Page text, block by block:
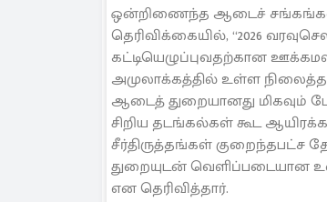
ஒன்றிணைந்த ஆடைச்
தெரிவிக்கையில், “2026
கட்டியெழுப்புவதற்கான
அமுலாக்கத்தில் உள்ள
ஆடைத் துறையானது மிகவும்
சிறிய தடங்கல்கள் கூட
சீர்திருத்தங்கள் குறைந்தபட்ச
துறையுடன் வெளிப்படையான
என தெரிவித்தார்.